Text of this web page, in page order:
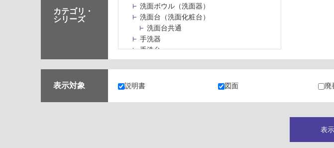
カテゴリ・
シリーズ
洗面ボウル（洗面器）
洗面台（洗面化粧台）
洗面台共通
手洗器
手洗台
水栓パン・スロップシンク
水栓金具・水栓（蛇口）・カラン
止水栓・排水金物
ミラー（鏡）
表示対象 説明書 図面 廃
表